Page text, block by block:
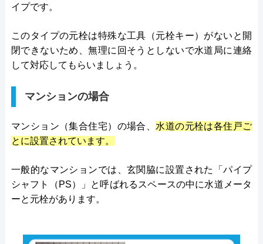
イプです。
このタイプの元栓は特殊な工具（元栓キー）がないと開
閉できないため、無理に回そうとしないで水道局に連絡
して対応してもらいましょう。
マンションの場合
マンション（集合住宅）の場合、 水道の元栓は各住戸ご
とに設置されています。
一般的なマンションでは、玄関脇に設置された「パイプ
シャフト（PS）」と呼ばれるスペースの中に水道メータ
ーと元栓があります。